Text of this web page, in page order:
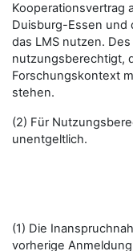
Kooperationsvertrag
Duisburg-Essen und
das LMS nutzen.
nutzungsberechtigt,
Forschungskontext
stehen.
(2) Für
unentgeltlich.
(1) Die
vorherige